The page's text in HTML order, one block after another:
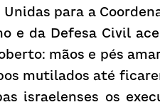
para a
e da Defesa Civil
mãos e pés
mutilados até
israelenses os